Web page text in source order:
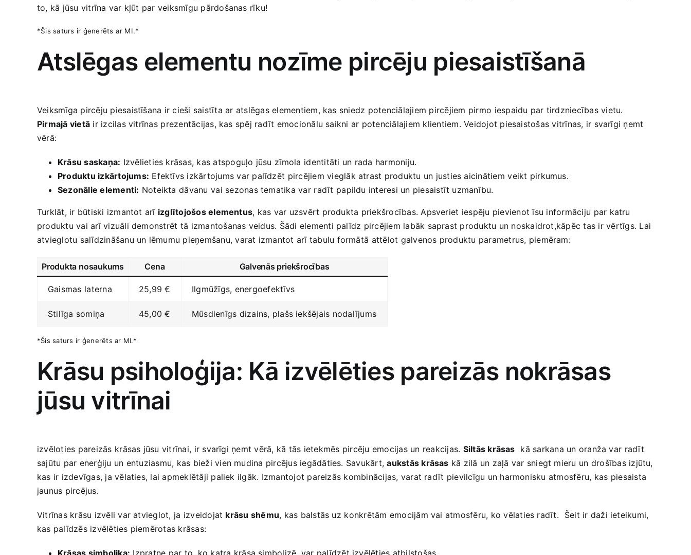
to,‍ kā jūsu vitrīna var kļūt par veiksmīgu pārdošanas‍ rīku!
*Šis saturs‌ ir ģenerēts ar ‍MI.*
Atslēgas elementu nozīme pircēju‍ piesaistīšanā
Veiksmīga pircēju piesaistīšana‌ ir cieši saistīta ar⁣ atslēgas​ elementiem, ‍kas sniedz potenciālajiem ⁤pircējiem pirmo ⁢iespaidu par tirdzniecības vietu.‌
Pirmajā vietā ‌ir izcilas vitrīnas⁤ prezentācijas, ‌kas ‌spēj radīt emocionālu saikni ar potenciālajiem⁤ klientiem. ​Veidojot piesaistošas vitrīnas, ir svarīgi ņemt⁢
vērā:
Krāsu saskaņa: Izvēlieties ‌krāsas, kas atspoguļo jūsu⁣ zīmola ⁤identitāti un⁣ rada harmoniju.
Produktu izkārtojums: ‍Efektīvs izkārtojums var palīdzēt ⁣pircējiem vieglāk atrast produktu un​ justies aicinātiem ⁤veikt‍ pirkumus.
Sezonālie elementi: Noteikta⁢ dāvanu⁣ vai sezonas tematika var ⁤radīt ⁤papildu interesi un piesaistīt uzmanību.
Turklāt, ir būtiski izmantot arī izglītojošos elementus, kas var uzsvērt produkta priekšrocības. Apsveriet ⁣iespēju pievienot⁢ īsu informāciju ⁤par katru
produktu vai arī‍ vizuāli demonstrēt ⁣tā izmantošanas veidus. Šādi elementi palīdz pircējiem labāk ​saprast produktu un noskaidrot,kāpēc tas ir vērtīgs. ⁢Lai‌
atvieglotu salīdzināšanu un lēmumu pieņemšanu, ​varat​ izmantot arī ​tabulu formātā ⁢attēlot galvenos produktu ​parametrus, piemēram:
Produkta nosaukums Cena Galvenās priekšrocības
Gaismas⁤ laterna 25,99 € Ilgmūžīgs, energoefektīvs
Stilīga somiņa 45,00 € Mūsdienīgs dizains, ‍plašs‌ iekšējais nodalījums
*Šis saturs ir⁣ ģenerēts ar MI.*
Krāsu psiholoģija: Kā ‍izvēlēties pareizās nokrāsas
jūsu vitrīnai
izvēloties pareizās⁣ krāsas jūsu ‍vitrīnai, ⁤ir svarīgi ņemt​ vērā,​ kā tās⁣ ietekmēs pircēju emocijas⁣ un reakcijas. Siltās krāsas ⁣ kā sarkana un ​oranža var ⁢radīt
sajūtu par enerģiju⁢ un entuziasmu, kas bieži vien mudina pircējus iegādāties.‍ Savukārt,aukstās krāsas kā zilā un zaļā var sniegt‍ mieru⁢ un drošības izjūtu,⁤
kas‌ ir izdevīgas, ja vēlaties, lai ‍apmeklētāji paliek ilgāk. Izmantojot pareizās kombinācijas, varat radīt ⁤pievilcīgu un harmonisku atmosfēru, ⁣kas⁢ piesaista
jaunus pircējus.
Vitrīnas ‌krāsu izvēli var atvieglot, ja⁣ izveidojat krāsu shēmu, kas ‍balstās uz ⁣konkrētām emocijām vai atmosfēru, ko vēlaties radīt.⁢ ⁣ Šeit ir daži ieteikumi,
kas palīdzēs‌ izvēlēties‌ piemērotas krāsas:
Krāsas simbolika: Izpratne⁤ par to, ko katra​ krāsa simbolizē,‍ var ‌palīdzēt izvēlēties atbilstošas.